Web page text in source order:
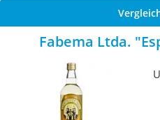
Fabema Ltda.